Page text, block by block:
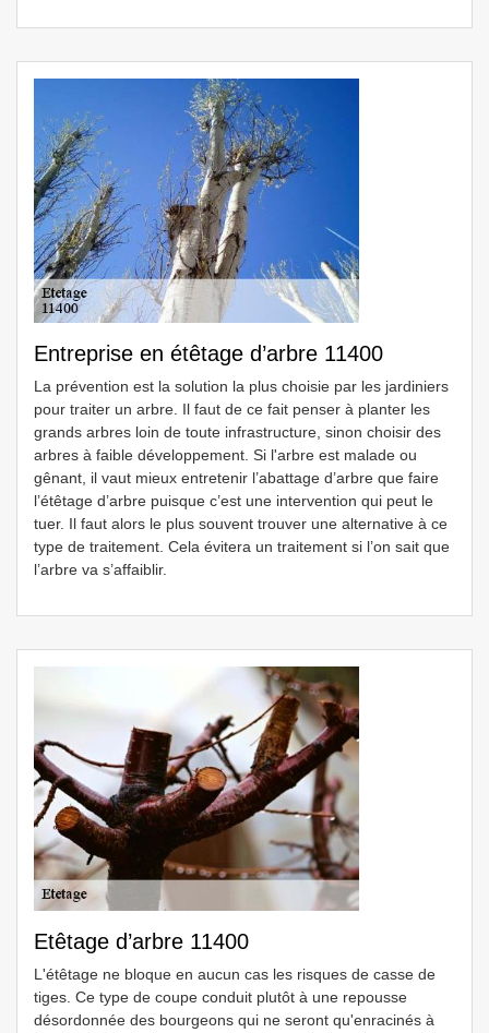
Entreprise en étêtage d’arbre 11400
La prévention est la solution la plus choisie par les jardiniers
pour traiter un arbre. Il faut de ce fait penser à planter les
grands arbres loin de toute infrastructure, sinon choisir des
arbres à faible développement. Si l'arbre est malade ou
gênant, il vaut mieux entretenir l’abattage d’arbre que faire
l’étêtage d’arbre puisque c’est une intervention qui peut le
tuer. Il faut alors le plus souvent trouver une alternative à ce
type de traitement. Cela évitera un traitement si l’on sait que
l’arbre va s’affaiblir.
Etêtage d’arbre 11400
L'étêtage ne bloque en aucun cas les risques de casse de
tiges. Ce type de coupe conduit plutôt à une repousse
désordonnée des bourgeons qui ne seront qu'enracinés à